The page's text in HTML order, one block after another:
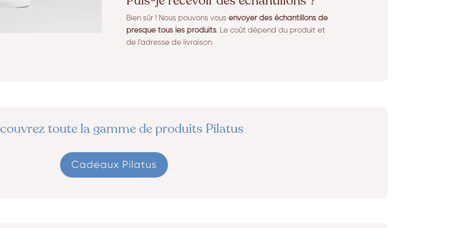
Bien sûr ! Nous pouvons vous envoyer des échantillons de
presque tous les produits. Le coût dépend du produit et
de l’adresse de livraison.
toute la gamme de produits Pilatus
Cadeaux Pilatus